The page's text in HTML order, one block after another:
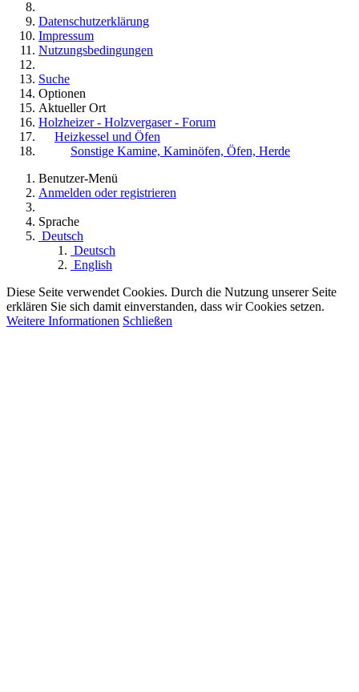
Datenschutzerklärung
Impressum
Nutzungsbedingungen
Suche
Optionen
Aktueller Ort
Holzheizer - Holzvergaser - Forum
Heizkessel und Öfen
Sonstige Kamine, Kaminöfen, Öfen, Herde
Benutzer-Menü
Anmelden oder registrieren
Sprache
Deutsch
Deutsch
English
Diese Seite verwendet Cookies. Durch die Nutzung unserer Seite
erklären Sie sich damit einverstanden, dass wir Cookies setzen.
Weitere Informationen Schließen